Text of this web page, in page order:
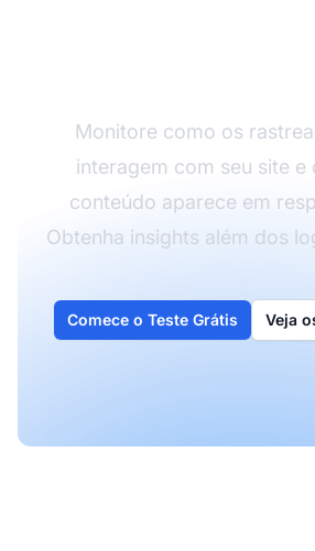
Monitore como os
interagem com seu site e
conteúdo aparece em
Obtenha insights além dos
Comece o Teste Grátis Veja